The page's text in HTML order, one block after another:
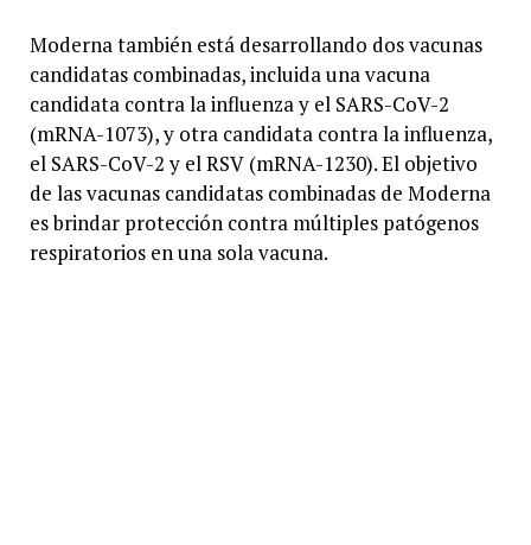
Moderna también está desarrollando dos vacunas
candidatas combinadas, incluida una vacuna
candidata contra la influenza y el SARS-CoV-2
(mRNA-1073), y otra candidata contra la influenza,
el SARS-CoV-2 y el RSV (mRNA-1230). El objetivo
de las vacunas candidatas combinadas de Moderna
es brindar protección contra múltiples patógenos
respiratorios en una sola vacuna.